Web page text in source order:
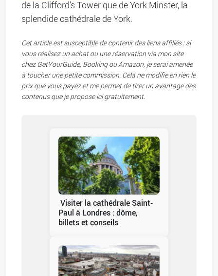
de la Clifford's Tower que de York Minster, la
splendide cathédrale de York.
Cet article est susceptible de contenir des liens affiliés : si
vous réalisez un achat ou une réservation via mon site
chez GetYourGuide, Booking ou Amazon, je serai amenée
à toucher une petite commission. Cela ne modifie en rien le
prix que vous payez et me permet de tirer un avantage des
contenus que je propose ici gratuitement.
Visiter la cathédrale Saint-
Paul à Londres : dôme,
billets et conseils